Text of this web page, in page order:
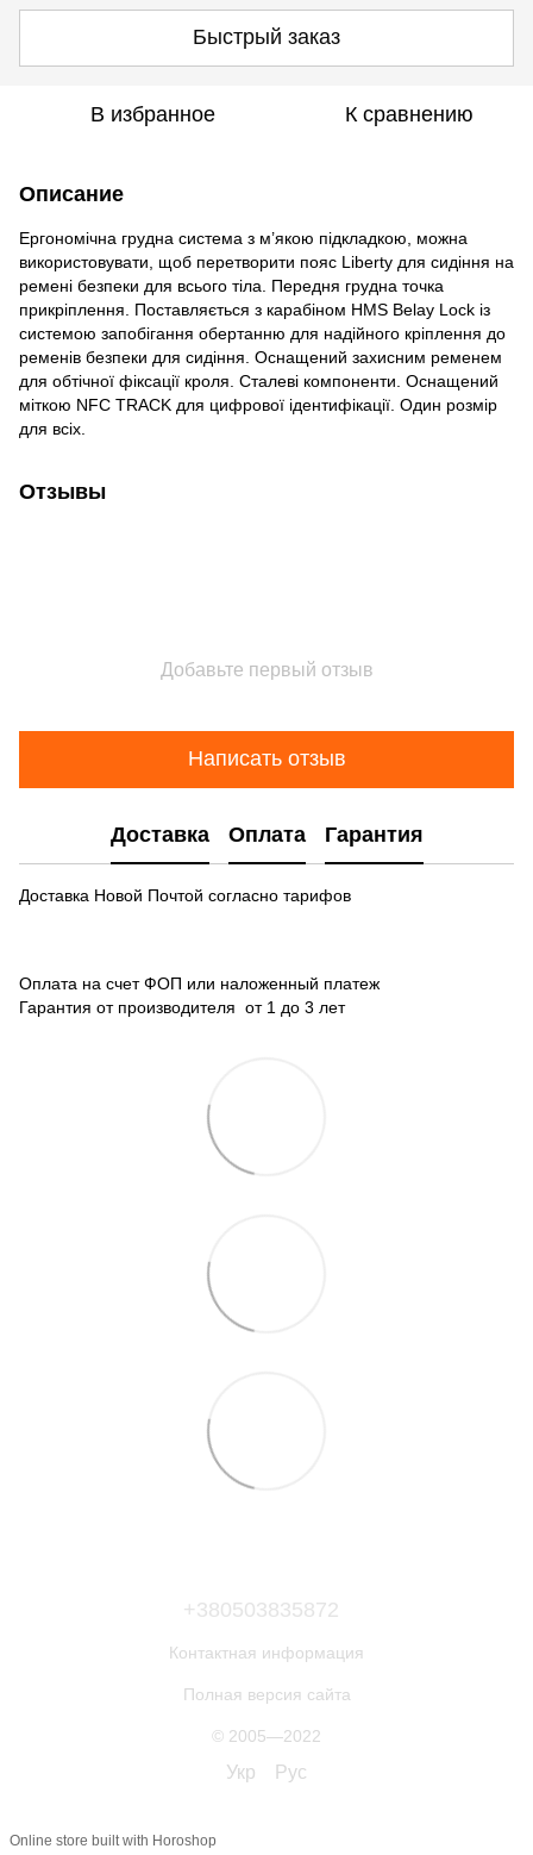
Быстрый заказ
В избранное К сравнению
Описание
Ергономічна грудна система з м’якою підкладкою, можна
використовувати, щоб перетворити пояс Liberty для сидіння на
ремені безпеки для всього тіла. Передня грудна точка
прикріплення. Поставляється з карабіном HMS Belay Lock із
системою запобігання обертанню для надійного кріплення до
ременів безпеки для сидіння. Оснащений захисним ременем
для обтічної фіксації кроля. Сталеві компоненти. Оснащений
міткою NFC TRACK для цифрової ідентифікації. Один розмір
для всіх.
Отзывы
Добавьте первый отзыв
Написать отзыв
Доставка Оплата Гарантия
Доставка Новой Почтой согласно тарифов
Оплата на счет ФОП или наложенный платеж
Гарантия от производителя от 1 до 3 лет
+380503835872
Контактная информация
Полная версия сайта
© 2005—2022
Укр Рус
Online store built with Horoshop